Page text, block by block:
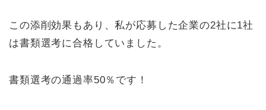
この添削効果もあり、私が応募した企業の2社に1社
は書類選考に合格していました。
書類選考の通過率50％です！